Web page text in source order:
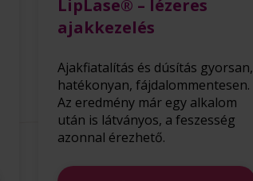
LipLase® – lézeres
ajakkezelés
Ajakfiatalítás és dúsítás gyorsan,
hatékonyan, fájdalommentesen.
Az eredmény már egy alkalom
után is látványos, a feszesség
azonnal érezhető.